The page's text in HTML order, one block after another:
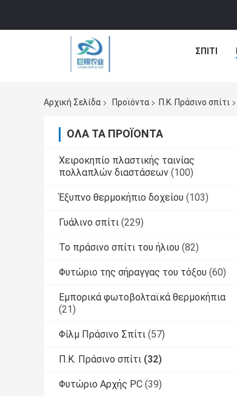
ΣΠΊΤΙ
Αρχική Σελίδα Προϊόντα Π.Κ. Πράσινο σπίτι
ΌΛΑ ΤΑ ΠΡΟΪΌΝΤΑ
Χειροκηπίο πλαστικής ταινίας
πολλαπλών διαστάσεων (100)
Έξυπνο θερμοκήπιο δοχείου (103)
Γυάλινο σπίτι (229)
Το πράσινο σπίτι του ήλιου (82)
Φυτώριο της σήραγγας του τόξου (60)
Εμπορικά φωτοβολταϊκά θερμοκήπια
(21)
Φίλμ Πράσινο Σπίτι (57)
Π.Κ. Πράσινο σπίτι (32)
Φυτώριο Αρχής PC (39)